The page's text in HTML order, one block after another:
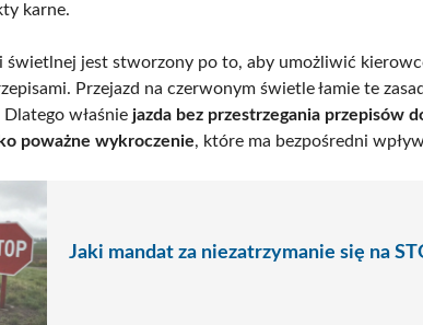
karne.
świetlnej jest stworzony po to, aby umożliwić
Przejazd na czerwonym świetle łamie te
właśnie jazda bez przestrzegania przepisów
poważne wykroczenie, które ma bezpośredni
Jaki mandat za niezatrzymanie się na